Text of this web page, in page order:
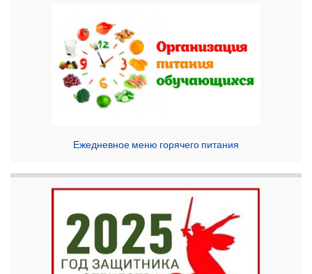
Ежедневное меню горячего питания